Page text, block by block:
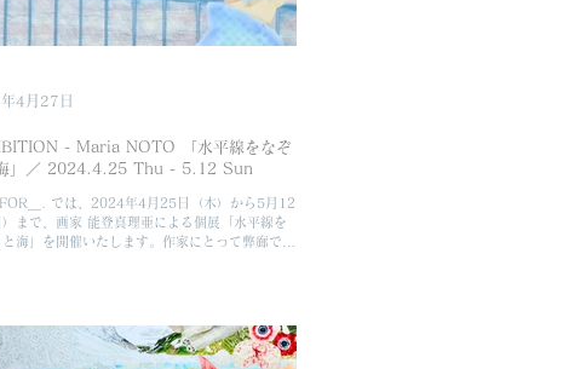
- Maria NOTO 「水平線をなぞ
」／ 2024.4.25 Thu - 5.12 Sun
＿. では、2024年4月25日（木）から5月12
）まで、画家 能登真理亜による個展「水平線を
と海」を開催いたします。作家にとって弊廊で初
4月27日